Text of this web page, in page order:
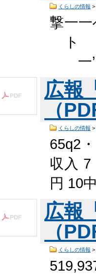
くらしの情報 >
撃一
ト 1
一
広報
（
くらしの情報 >
65q2
収入
円 10
広報
（
くらしの情報 >